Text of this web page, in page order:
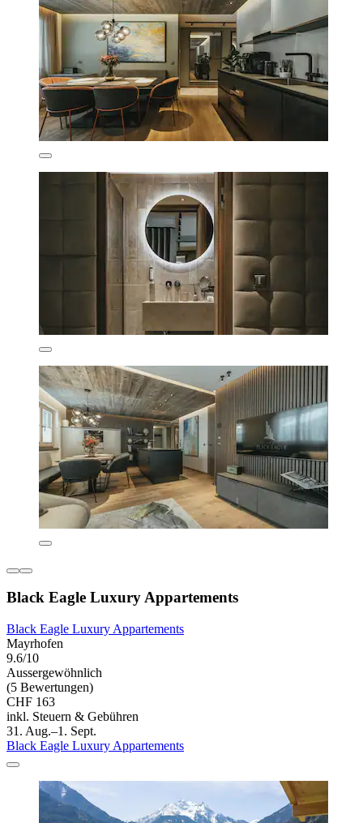
Black Eagle Luxury Appartements
Black Eagle Luxury Appartements
Mayrhofen
9.6/10
Aussergewöhnlich
(5 Bewertungen)
CHF 163
inkl. Steuern & Gebühren
31. Aug.–1. Sept.
Black Eagle Luxury Appartements